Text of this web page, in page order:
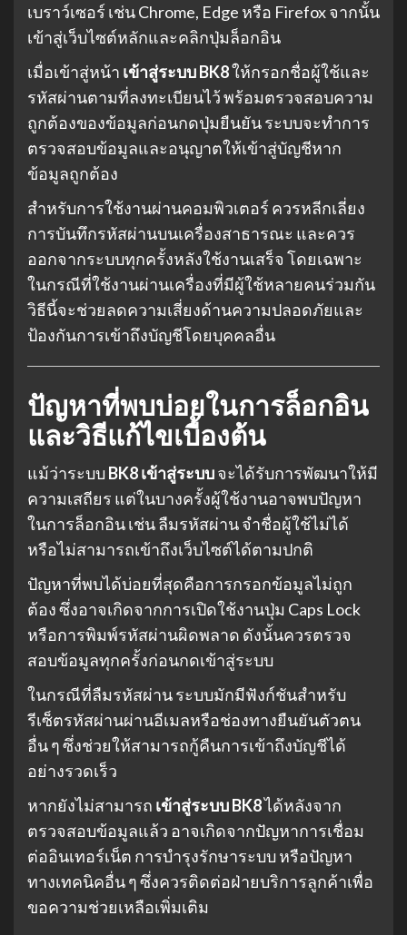
เบราว์เซอร์ เช่น Chrome, Edge หรือ Firefox จากนั้น
เข้าสู่เว็บไซต์หลักและคลิกปุ่มล็อกอิน
เมื่อเข้าสู่หน้า เข้าสู่ระบบ BK8ให้กรอกชื่อผู้ใช้และ
รหัสผ่านตามที่ลงทะเบียนไว้ พร้อมตรวจสอบความ
ถูกต้องของข้อมูลก่อนกดปุ่มยืนยัน ระบบจะทำการ
ตรวจสอบข้อมูลและอนุญาตให้เข้าสู่บัญชีหาก
ข้อมูลถูกต้อง
สำหรับการใช้งานผ่านคอมพิวเตอร์ ควรหลีกเลี่ยง
การบันทึกรหัสผ่านบนเครื่องสาธารณะ และควร
ออกจากระบบทุกครั้งหลังใช้งานเสร็จ โดยเฉพาะ
ในกรณีที่ใช้งานผ่านเครื่องที่มีผู้ใช้หลายคนร่วมกัน
วิธีนี้จะช่วยลดความเสี่ยงด้านความปลอดภัยและ
ป้องกันการเข้าถึงบัญชีโดยบุคคลอื่น
ปัญหาที่พบบ่อยในการล็อกอิน
และวิธีแก้ไขเบื้องต้น
แม้ว่าระบบBK8 เข้าสู่ระบบจะได้รับการพัฒนาให้มี
ความเสถียร แต่ในบางครั้งผู้ใช้งานอาจพบปัญหา
ในการล็อกอิน เช่น ลืมรหัสผ่าน จำชื่อผู้ใช้ไม่ได้
หรือไม่สามารถเข้าถึงเว็บไซต์ได้ตามปกติ
ปัญหาที่พบได้บ่อยที่สุดคือการกรอกข้อมูลไม่ถูก
ต้อง ซึ่งอาจเกิดจากการเปิดใช้งานปุ่ม Caps Lock
หรือการพิมพ์รหัสผ่านผิดพลาด ดังนั้นควรตรวจ
สอบข้อมูลทุกครั้งก่อนกดเข้าสู่ระบบ
ในกรณีที่ลืมรหัสผ่าน ระบบมักมีฟังก์ชันสำหรับ
รีเซ็ตรหัสผ่านผ่านอีเมลหรือช่องทางยืนยันตัวตน
อื่น ๆ ซึ่งช่วยให้สามารถกู้คืนการเข้าถึงบัญชีได้
อย่างรวดเร็ว
หากยังไม่สามารถ เข้าสู่ระบบ BK8ได้หลังจาก
ตรวจสอบข้อมูลแล้ว อาจเกิดจากปัญหาการเชื่อม
ต่ออินเทอร์เน็ต การบำรุงรักษาระบบ หรือปัญหา
ทางเทคนิคอื่น ๆ ซึ่งควรติดต่อฝ่ายบริการลูกค้าเพื่อ
ขอความช่วยเหลือเพิ่มเติม